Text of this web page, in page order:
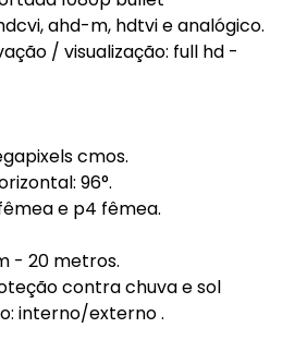
ahd-m, hdtvi e analógico.
/ visualização: full hd -
cmos.
96°.
e p4 fêmea.
- 20 metros.
contra chuva e sol
interno/externo .